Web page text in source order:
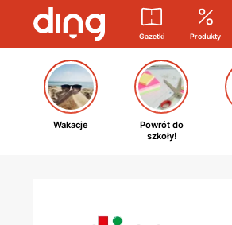
Gazetki Produkty
Wakacje
Powrót do
szkoły!